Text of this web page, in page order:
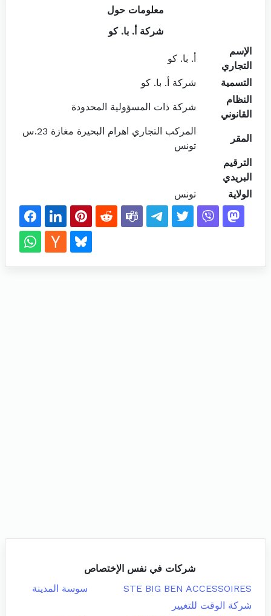
معلومات حول
شركة أ. با. كو
الإسم
التجاري
أ. با. كو
التسمية
شركة أ. با. كو
النظام
القانوني
شركة ذات المسؤولية المحدودة
المقر
المركب التجاري اهرام البحيرة مغازة 23.س
تونس
الترقيم
البريدي
الولاية
تونس
شركات في نفس الإختصاص
STE BIG BEN ACCESSOIRES
سوسة المدينة
شركة الوقت للتغيير